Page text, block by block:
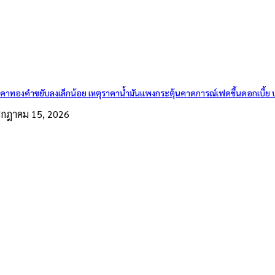
าทองคำขยับลงเล็กน้อย เหตุราคาน้ำมันแพงกระตุ้นคาดการณ์เฟดขึ้นดอกเบี้
กฎาคม 15, 2026